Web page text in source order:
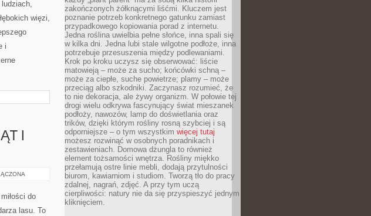
ludziach,
więzi,
i
I
do
lasu. To
zakończonych żółknącymi liśćmi. Kluczem jest
poznanie potrzeb konkretnego gatunku zamiast
przypadkowego kopiowania porad z internetu.
Jedna roślina uwielbia pełne słońce, inna spali się
w kilka dni. Jedna lubi stale wilgotne podłoże, inna
potrzebuje przesuszenia między podlewaniami.
Krok po kroku uczysz się obserwować: liście
matowieją – może za sucho; końcówki schną –
może za ciepłe, suche powietrze; plamy – może
przeciąg albo szkodniki. Zaczynasz rozumieć, że
to nie dekoracja, ale żywy organizm. W połowie tej
drogi wielu odkrywa fascynujący świat mieszanek
podłoży, nawozów, lamp do doświetlania oraz
trików, dzięki którym rośliny rosną szybciej i są
odporniejsze – o tym wszystkim więcej tutaj
możesz rozwinąć w osobnych poradnikach i
zestawieniach. Domowa dżungla to również
element tożsamości wnętrza. Rośliny miękko
przełamują ostre linie mebli, dodają przytulności
biurom, kawiarniom i studiom. Tworzą tło do pracy
zdalnej, nagrań, zdjęć. A przy tym uczą
cierpliwości: natury nie da się przyspieszyć jednym
kliknięciem.